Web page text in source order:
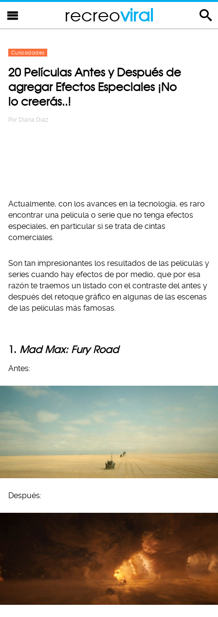
recreoviral
Curiosidades
20 Películas Antes y Después de
agregar Efectos Especiales ¡No
lo creerás..!
Por Diana Diaz
Actualmente, con los avances en la tecnología, es raro
encontrar una película o serie que no tenga efectos
especiales, en particular si se trata de cintas
comerciales.
Son tan impresionantes los resultados de las películas y
series cuando hay efectos de por medio, que por esa
razón te traemos un listado con el contraste del antes y
después del retoque gráfico en algunas de las escenas
de las películas más famosas.
1. Mad Max: Fury Road
Antes:
Después: